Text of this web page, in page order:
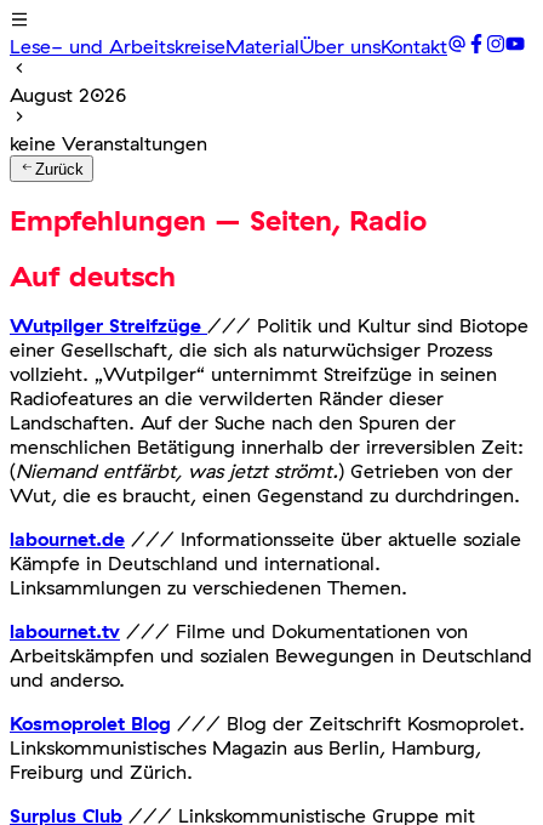
Lese- und ArbeitskreiseMaterialÜber unsKontakt
August 2026
keine Veranstaltungen
Zurück
Empfehlungen – Seiten, Radio
Auf deutsch
Wutpilger Streifzüge /// Politik und Kultur sind Biotope
einer Gesellschaft, die sich als naturwüchsiger Prozess
vollzieht. „Wutpilger“ unternimmt Streifzüge in seinen
Radiofeatures an die verwilderten Ränder dieser
Landschaften. Auf der Suche nach den Spuren der
menschlichen Betätigung innerhalb der irreversiblen Zeit:
(Niemand entfärbt, was jetzt strömt.) Getrieben von der
Wut, die es braucht, einen Gegenstand zu durchdringen.
labournet.de /// Informationsseite über aktuelle soziale
Kämpfe in Deutschland und international.
Linksammlungen zu verschiedenen Themen.
labournet.tv /// Filme und Dokumentationen von
Arbeitskämpfen und sozialen Bewegungen in Deutschland
und anderso.
Kosmoprolet Blog /// Blog der Zeitschrift Kosmoprolet.
Linkskommunistisches Magazin aus Berlin, Hamburg,
Freiburg und Zürich.
Surplus Club /// Linkskommunistische Gruppe mit